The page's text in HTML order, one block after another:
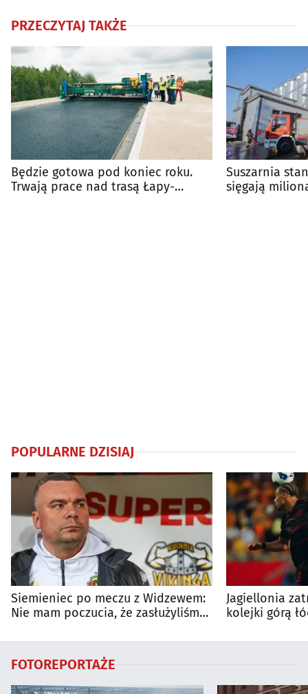
PRZECZYTAJ TAKŻE
Będzie gotowa pod koniec roku.
Trwają prace nad trasą Łapy-
Suszarnia
sięgają
POPULARNE DZISIAJ
Siemieniec po meczu z Widzewem:
Nie mam poczucia, że zasłużyliśmy
Jagiellonia
kolejki górą
FOTOREPORTAŻE